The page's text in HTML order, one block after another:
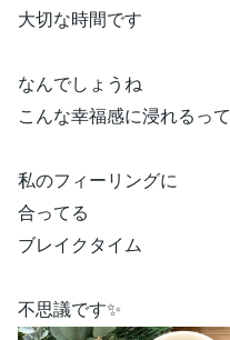
大切な時間です
なんでしょうね
こんな幸福感に浸れるって
私のフィーリングに
合ってる
ブレイクタイム
不思議です✨